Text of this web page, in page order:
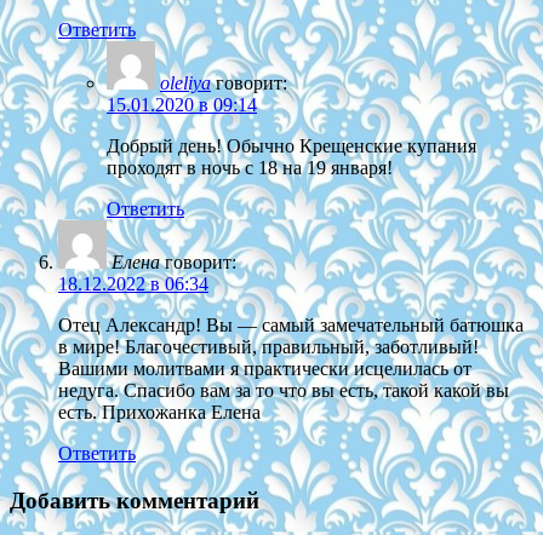
Ответить
oleliya говорит:
15.01.2020 в 09:14
Добрый день! Обычно Крещенские купания
проходят в ночь с 18 на 19 января!
Ответить
Елена говорит:
18.12.2022 в 06:34
Отец Александр! Вы — самый замечательный батюшка
в мире! Благочестивый, правильный, заботливый!
Вашими молитвами я практически исцелилась от
недуга. Спасибо вам за то что вы есть, такой какой вы
есть. Прихожанка Елена
Ответить
Добавить комментарий